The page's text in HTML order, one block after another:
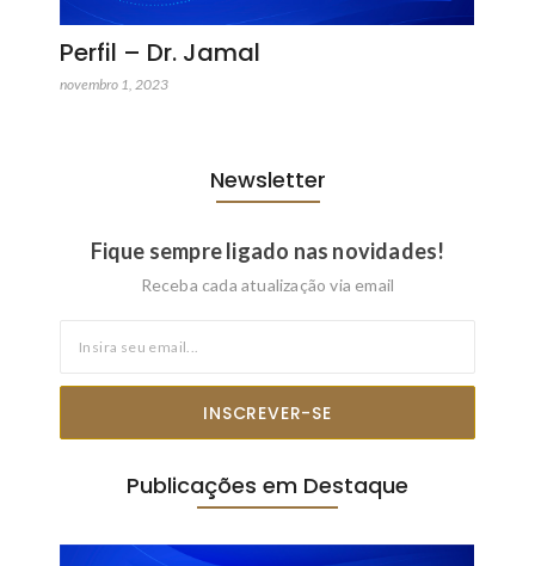
Perfil – Dr. Jamal
novembro 1, 2023
Newsletter
Fique sempre ligado nas novidades!
Receba cada atualização via email
INSCREVER-SE
Publicações em Destaque